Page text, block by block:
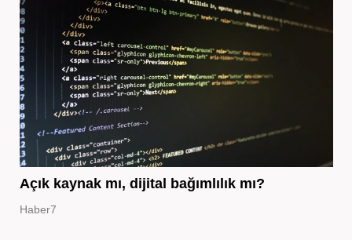
Açık kaynak mı, dijital bağımlılık mı?
Haber7